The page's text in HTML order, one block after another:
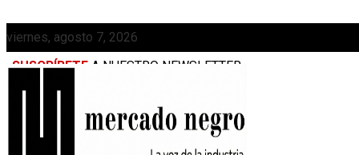
viernes, agosto 7, 2026
SUSCRÍBETE A NUESTRO NEWSLETTER
MEDIAKIT